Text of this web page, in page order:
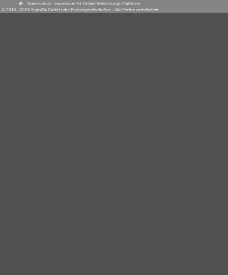
· · ·Datenschutz ·Impressum EU-Online-Schlichtungs-Plattform·
© 2016 - 2026 SupraTix GmbH oder Partnergesellschaften - Alle Rechte vorbehalten.